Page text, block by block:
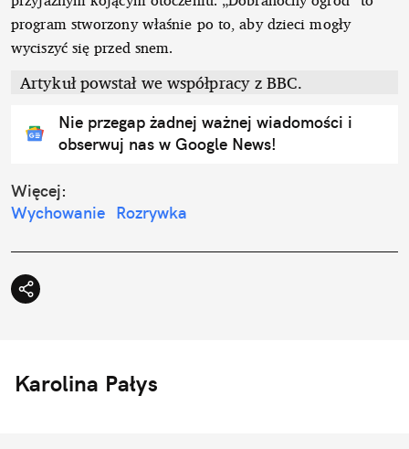
program stworzony właśnie po to, aby dzieci mogły
wyciszyć się przed snem.
Artykuł powstał we współpracy z BBC.
Nie przegap żadnej ważnej wiadomości i
obserwuj nas w Google News!
Więcej:
Wychowanie Rozrywka
Karolina Pałys